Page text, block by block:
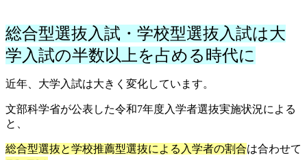
総合型選抜入試・学校型選抜入試は大
学入試の半数以上を占める時代に
近年、大学入試は大きく変化しています。
文部科学省が公表した令和7年度入学者選抜実施状況による
と、
総合型選抜と学校推薦型選抜による入学者の割合は合わせて